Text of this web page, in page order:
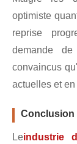
optimiste
reprise
demande
convaincus
actuelles et
Conclusion
Leindustrie